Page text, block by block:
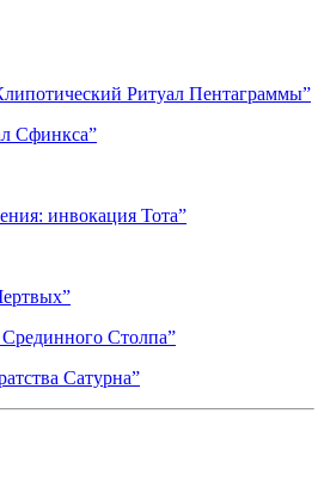
Ритуал Пентаграммы”
Сфинкса”
инвокация Тота”
Столпа”
Сатурна”